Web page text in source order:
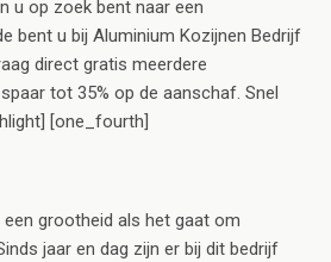
u op zoek bent naar een
bent u bij Aluminium Kozijnen Bedrijf
direct gratis meerdere
tot 35% op de aanschaf. Snel
[one_fourth]
grootheid als het gaat om
jaar en dag zijn er bij dit bedrijf